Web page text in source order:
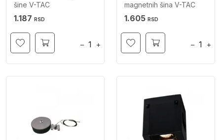
šine V-TAC
1.187 RSD
− +
magnetnih šina V-TAC
1.605 RSD
− +